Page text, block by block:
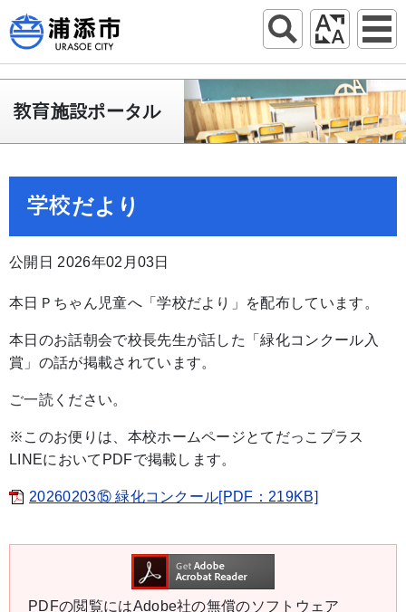
教育施設ポータル
学校だより
公開日 2026年02月03日
本日Ｐちゃん児童へ「学校だより」を配布しています。
本日のお話朝会で校長先生が話した「緑化コンクール入
賞」の話が掲載されています。
ご一読ください。
※このお便りは、本校ホームページとてだっこプラス
LINEにおいてPDFで掲載します。
20260203⑮ 緑化コンクール[PDF：219KB]
PDFの閲覧にはAdobe社の無償のソフトウェア